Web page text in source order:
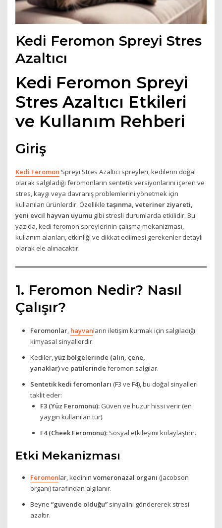
Kedi Feromon Spreyi Stres
Azaltıcı
Kedi Feromon Spreyi
Stres Azaltıcı Etkileri
ve Kullanım Rehberi
Giriş
Kedi Feromon Spreyi Stres Azaltıcı spreyleri, kedilerin doğal
olarak salgıladığı feromonların sentetik versiyonlarını içeren ve
stres, kaygı veya davranış problemlerini yönetmek için
kullanılan ürünlerdir. Özellikletaşınma, veteriner ziyareti,
yeni evcil hayvan uyumu gibi stresli durumlarda etkilidir. Bu
yazıda, kedi feromon spreylerinin çalışma mekanizması,
kullanım alanları, etkinliği ve dikkat edilmesi gerekenler detaylı
olarak ele alınacaktır.
1. Feromon Nedir? Nasıl
Çalışır?
Feromonlar, hayvanların iletişim kurmak için salgıladığı
kimyasal sinyallerdir.
Kediler,yüz bölgelerinde (alın, çene,
yanaklar)ve patilerinde feromon salgılar.
Sentetik kedi feromonları (F3 ve F4), bu doğal sinyalleri
taklit eder:
F3 (Yüz Feromonu): Güven ve huzur hissi verir (en
yaygın kullanılan tür).
F4 (Cheek Feromonu): Sosyal etkileşimi kolaylaştırır.
Etki Mekanizması
Feromonlar, kedinin vomeronazal organı (Jacobson
organı) tarafından algılanır.
Beyne “güvende olduğu”sinyalini göndererek stresi
azaltır.